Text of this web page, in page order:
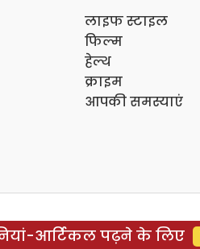
लाइफ स्टाइल
फिल्म
हेल्थ
क्राइम
आपकी समस्याएं
आर्टिकल पढ़ने के लिए